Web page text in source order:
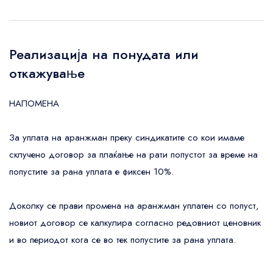
Реализација на понудата или
откажување
НАПОМЕНА
За уплата на аранжман преку синдикатите со кои имаме
склучено договор за плаќање на рати попустот за време на
попустите за рана уплата е фиксен 10%.
Доколку се прави промена на аранжман уплатен со попуст,
новиот договор се калкулира согласно редовниот ценовник
и во периодот кога се во тек попустите за рана уплата.